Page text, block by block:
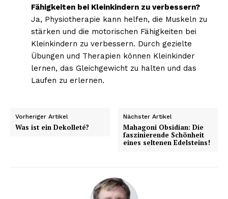
Fähigkeiten bei Kleinkindern zu verbessern?
Ja, Physiotherapie kann helfen, die Muskeln zu
stärken und die motorischen Fähigkeiten bei
Kleinkindern zu verbessern. Durch gezielte
Übungen und Therapien können Kleinkinder
lernen, das Gleichgewicht zu halten und das
Laufen zu erlernen.
Vorheriger Artikel
Was ist ein Dekolleté?
Nächster Artikel
Mahagoni Obsidian: Die
faszinierende Schönheit
eines seltenen Edelsteins!